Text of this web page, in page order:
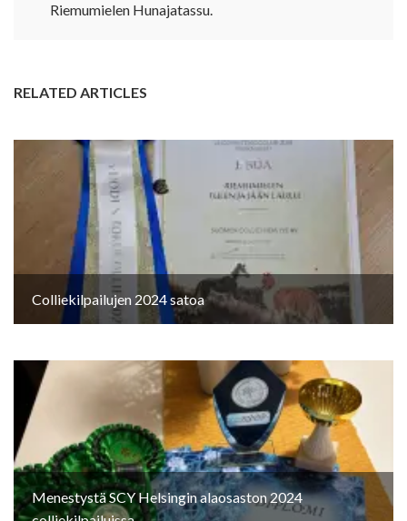
Riemumielen Hunajatassu.
RELATED ARTICLES
Colliekilpailujen 2024 satoa
Menestystä SCY Helsingin alaosaston 2024